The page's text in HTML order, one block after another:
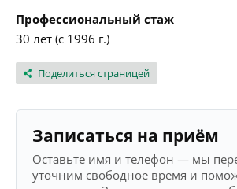
Профессиональный стаж
30 лет (с 1996 г.)
Поделиться страницей
Записаться на приём
Оставьте имя и телефон — мы
уточним свободное время и